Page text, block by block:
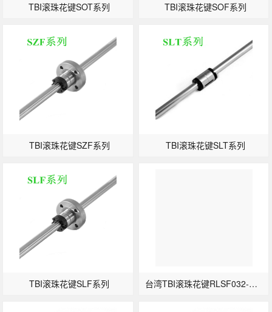
TBI滚珠花键SOT系列 TBI滚珠花键SOF系列
TBI滚珠花键SZF系列 TBI滚珠花键SLT系列
TBI滚珠花键SLF系列 台湾TBI滚珠花键RLSF032-法兰型